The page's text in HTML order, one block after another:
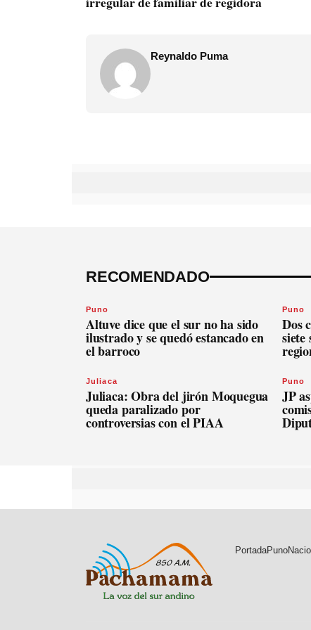
Reynaldo Puma
RECOMENDADO
Puno
Altuve dice que el sur no ha sido
ilustrado y se quedó estancado en
el barroco
Puno
Dos
siete
Juliaca
Juliaca: Obra del jirón Moquegua
queda paralizado por
controversias con el PIAA
Puno
JP
PortadaPuno